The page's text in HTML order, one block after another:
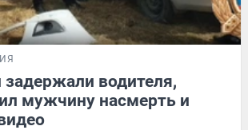
водителя,
мужчину насмерть и